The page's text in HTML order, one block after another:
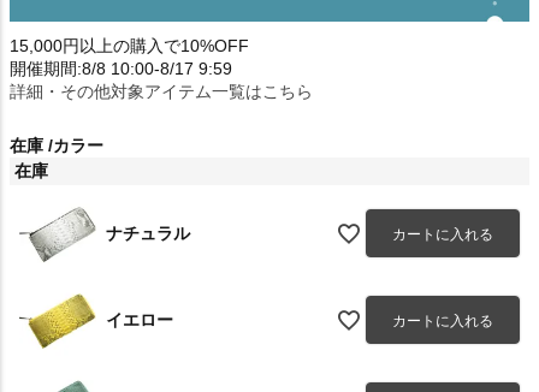
15,000円以上の購入で10%OFF
開催期間:8/8 10:00-8/17 9:59
詳細・その他対象アイテム一覧はこちら
在庫 カラー
在庫
ナチュラル カートに入れる
イエロー カートに入れる